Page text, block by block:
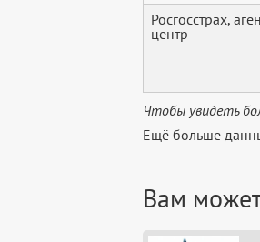
Росгосстрах,
центр
Чтобы увидеть
Ещё больше
Вам